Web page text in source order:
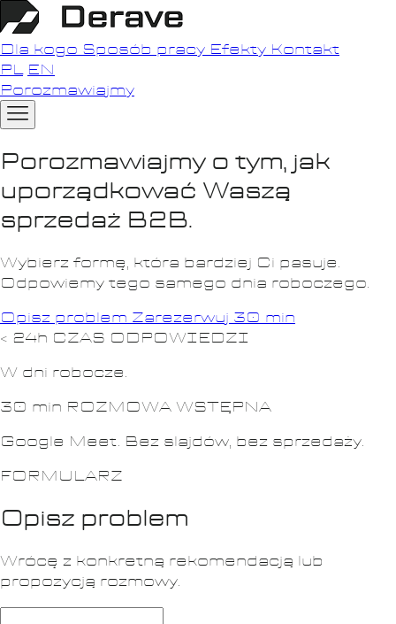
Dla kogo Sposób pracy Efekty Kontakt
PL EN
Porozmawiajmy
Porozmawiajmy o tym, jak
uporządkować Waszą
sprzedaż B2B.
Wybierz formę, która bardziej Ci pasuje.
Odpowiemy tego samego dnia roboczego.
Opisz problem Zarezerwuj 30 min
< 24h CZAS ODPOWIEDZI
W dni robocze.
30 min ROZMOWA WSTĘPNA
Google Meet. Bez slajdów, bez sprzedaży.
FORMULARZ
Opisz problem
Wrócę z konkretną rekomendacją lub
propozycją rozmowy.